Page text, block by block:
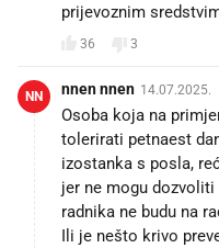
prijevoznim
36 3
NN nnen nnen 14.07.2025.
Osoba koja na
tolerirati petnaest
izostanka s posla,
jer ne mogu
radnika ne budu na
Ili je nešto krivo